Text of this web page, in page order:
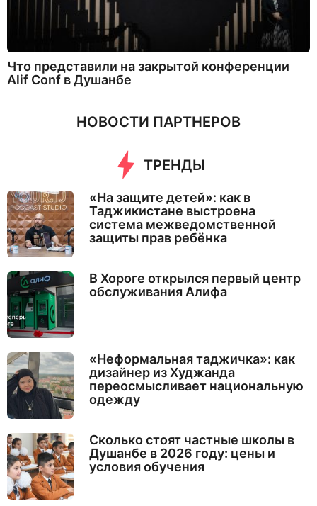
Что представили на закрытой конференции
Alif Conf в Душанбе
НОВОСТИ ПАРТНЕРОВ
ТРЕНДЫ
«На защите детей»: как в
Таджикистане выстроена
система межведомственной
защиты прав ребёнка
В Хороге открылся первый центр
обслуживания Алифа
«Неформальная таджичка»: как
дизайнер из Худжанда
переосмысливает национальную
одежду
Сколько стоят частные школы в
Душанбе в 2026 году: цены и
условия обучения